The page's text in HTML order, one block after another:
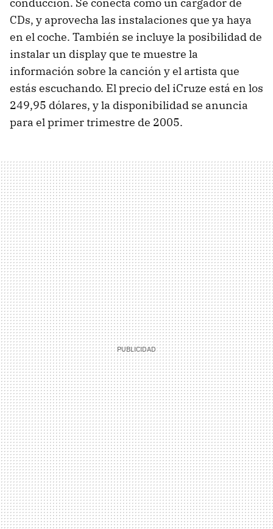
CDs, y aprovecha las instalaciones que ya haya
en el coche. También se incluye la posibilidad de
instalar un display que te muestre la
información sobre la canción y el artista que
estás escuchando. El precio del iCruze está en los
249,95 dólares, y la disponibilidad se anuncia
para el primer trimestre de 2005.